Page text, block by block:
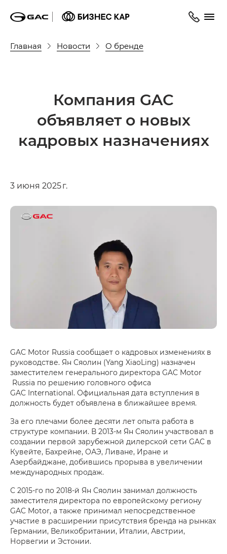
Главная Новости О бренде
Компания GAC
объявляет о новых
кадровых назначениях
3 июня 2025 г.
GAC Motor Russia сообщает о кадровых изменениях в
руководстве. Ян Сяолин (Yang XiaoLing) назначен
заместителем генерального директора GAC Motor
Russia по решению головного офиса
GAC International. Официальная дата вступления в
должность будет объявлена в ближайшее время.
За его плечами более десяти лет опыта работа в
структуре компании. В 2013-м Ян Сяолин участвовал в
создании первой зарубежной дилерской сети GAC в
Кувейте, Бахрейне, ОАЭ, Ливане, Иране и
Азербайджане, добившись прорыва в увеличении
международных продаж.
С 2015-го по 2018-й Ян Сяолин занимал должность
заместителя директора по европейскому региону
GAC Motor, а также принимал непосредственное
участие в расширении присутствия бренда на рынках
Германии, Великобритании, Италии, Австрии,
Норвегии и Эстонии.